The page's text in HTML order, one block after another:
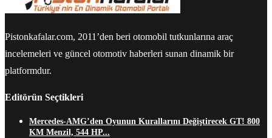
Pistonkafalar.com, 2011’den beri otomobil tutkunlarına araç
incelemeleri ve güncel otomotiv haberleri sunan dinamik bir
platformdur.
Editörün Seçtikleri
Mercedes-AMG’den Oyunun Kurallarını Değiştirecek GT! 800
KM Menzil, 544 HP...